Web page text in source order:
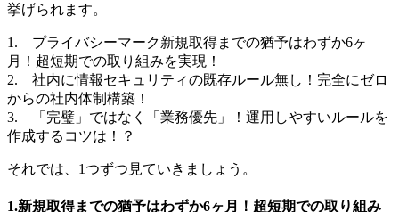
挙げられます。
1. プライバシーマーク新規取得までの猶予はわずか6ヶ
月！超短期での取り組みを実現！
2. 社内に情報セキュリティの既存ルール無し！完全にゼロ
からの社内体制構築！
3. 「完璧」ではなく「業務優先」！運用しやすいルールを
作成するコツは！？
それでは、1つずつ見ていきましょう。
1.新規取得までの猶予はわずか6ヶ月！超短期での取り組み